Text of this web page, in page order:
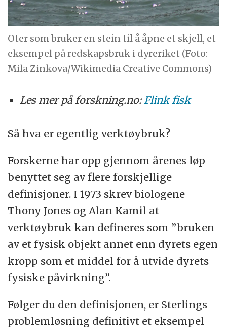
Oter som bruker en stein til å åpne et skjell, et
eksempel på redskapsbruk i dyreriket (Foto:
Mila Zinkova/Wikimedia Creative Commons)
Les mer på forskning.no:Flink fisk
Så hva er egentlig verktøybruk?
Forskerne har opp gjennom årenes løp
benyttet seg av flere forskjellige
definisjoner. I 1973 skrev biologene
Thony Jones og Alan Kamil at
verktøybruk kan defineres som ”bruken
av et fysisk objekt annet enn dyrets egen
kropp som et middel for å utvide dyrets
fysiske påvirkning”.
Følger du den definisjonen, er Sterlings
problemløsning definitivt et eksempel